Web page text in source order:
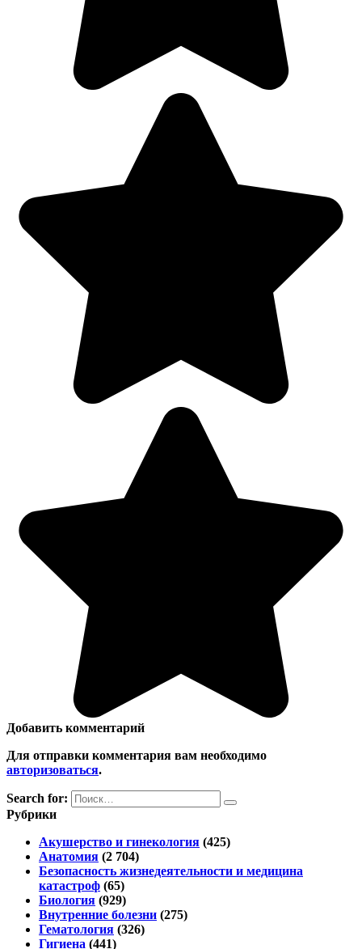
Добавить комментарий
Для отправки комментария вам необходимо
авторизоваться.
Search for:
Рубрики
Акушерство и гинекология (425)
Анатомия (2 704)
Безопасность жизнедеятельности и медицина
катастроф (65)
Биология (929)
Внутренние болезни (275)
Гематология (326)
Гигиена (441)